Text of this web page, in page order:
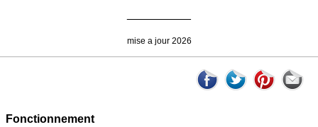
mise a jour 2026
Fonctionnement